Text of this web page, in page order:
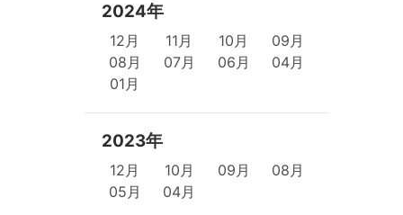
2024年
12月 11月 10月
09月
08月
07月 06月
04月
01月
2023年
12月 10月 09月
08月
05月
04月